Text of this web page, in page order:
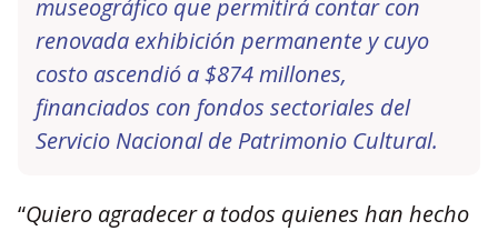
museográfico que permitirá contar con
renovada exhibición permanente y cuyo
costo ascendió a $874 millones,
financiados con fondos sectoriales del
Servicio Nacional de Patrimonio Cultural.
“Quiero agradecer a todos quienes han hecho